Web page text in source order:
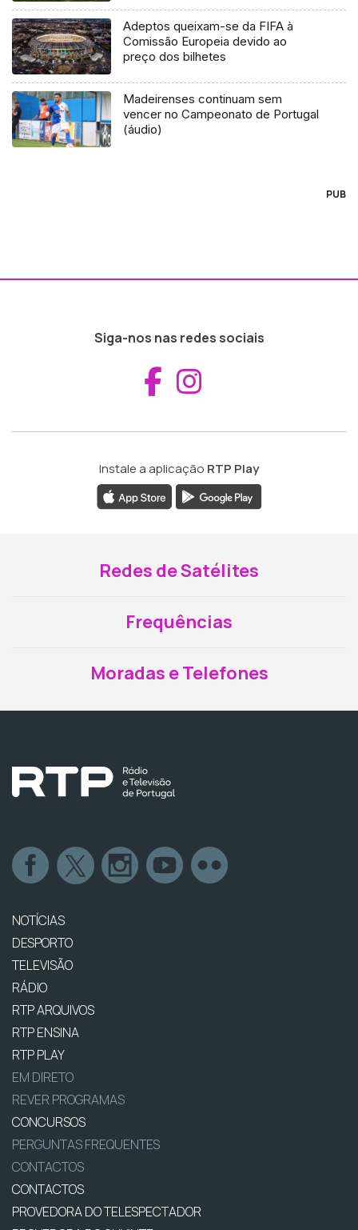
Adeptos queixam-se da FIFA à
Comissão Europeia devido ao
preço dos bilhetes
Madeirenses continuam sem
vencer no Campeonato de Portugal
(áudio)
PUB
Siga-nos nas redes sociais
Aceder ao
Instale a aplicação RTP Play
Redes de Satélites
Frequências
Moradas e Telefones
NOTÍCIAS
DESPORTO
TELEVISÃO
RÁDIO
RTP ARQUIVOS
RTP ENSINA
RTP PLAY
EM DIRETO
REVER PROGRAMAS
CONCURSOS
PERGUNTAS FREQUENTES
CONTACTOS
CONTACTOS
PROVEDORA DO TELESPECTADOR